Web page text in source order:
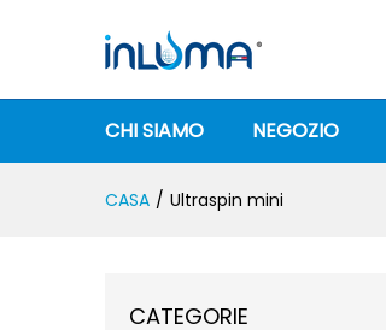
CHI SIAMO NEGOZIO
CASA / Ultraspin mini
CATEGORIE